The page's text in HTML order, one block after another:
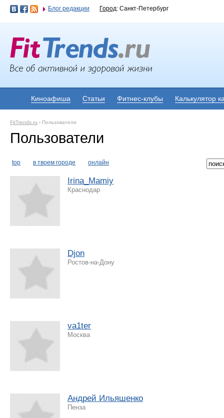
Блог редакции Город: Санкт-Петербург
Киноафиша Статьи Фитнес-клубы Калькулятор
FitTrends.ru › Пользователи
Пользователи
top в твоем городе онлайн
Irina_Mamiy
Краснодар
Djon
Ростов-на-Дону
va1ter
Москва
Андрей Ильяшенко
Пенза